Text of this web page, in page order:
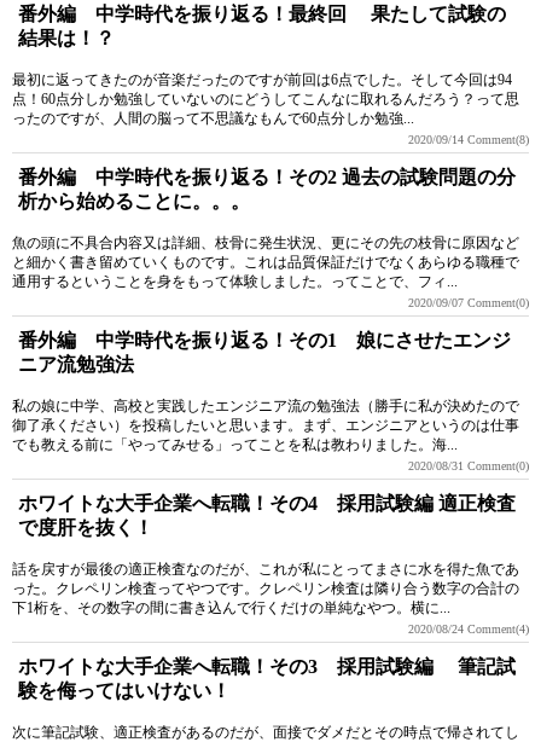
番外編 中学時代を振り返る！最終回 果たして試験の
結果は！？
最初に返ってきたのが音楽だったのですが前回は6点でした。そして今回は94
点！60点分しか勉強していないのにどうしてこんなに取れるんだろう？って思
ったのですが、人間の脳って不思議なもんで60点分しか勉強...
2020/09/14 Comment(8)
番外編 中学時代を振り返る！その2 過去の試験問題の分
析から始めることに。。。
魚の頭に不具合内容又は詳細、枝骨に発生状況、更にその先の枝骨に原因など
と細かく書き留めていくものです。これは品質保証だけでなくあらゆる職種で
通用するということを身をもって体験しました。ってことで、フィ...
2020/09/07 Comment(0)
番外編 中学時代を振り返る！その1 娘にさせたエンジ
ニア流勉強法
私の娘に中学、高校と実践したエンジニア流の勉強法（勝手に私が決めたので
御了承ください）を投稿したいと思います。まず、エンジニアというのは仕事
でも教える前に「やってみせる」ってことを私は教わりました。海...
2020/08/31 Comment(0)
ホワイトな大手企業へ転職！その4 採用試験編 適正検査
で度肝を抜く！
話を戻すが最後の適正検査なのだが、これが私にとってまさに水を得た魚であ
った。クレペリン検査ってやつです。クレペリン検査は隣り合う数字の合計の
下1桁を、その数字の間に書き込んで行くだけの単純なやつ。横に...
2020/08/24 Comment(4)
ホワイトな大手企業へ転職！その3 採用試験編 筆記試
験を侮ってはいけない！
次に筆記試験、適正検査があるのだが、面接でダメだとその時点で帰されてし